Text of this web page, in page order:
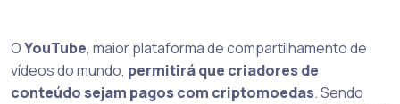
OYouTube, maior plataforma de compartilhamento de
vídeos do mundo, permitirá que criadores de
conteúdo sejam pagos com criptomoedas. Sendo